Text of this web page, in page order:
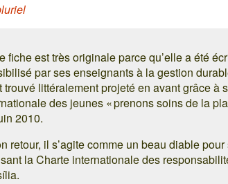
fiche est très originale parce qu’elle a été
par ses enseignants à la gestion
trouvé littéralement projeté en avant grâce
des jeunes « prenons soins de la
2010.
retour, il s’agite comme un beau diable
la Charte internationale des